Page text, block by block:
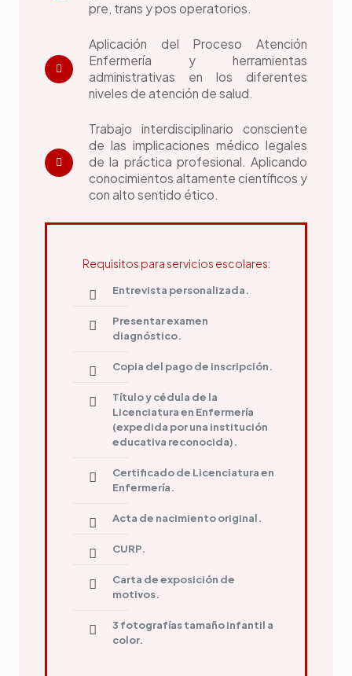
pre, trans y pos operatorios.
Aplicación del Proceso Atención
Enfermería y herramientas
administrativas en los diferentes
niveles de atención de salud.
Trabajo interdisciplinario consciente
de las implicaciones médico legales
de la práctica profesional. Aplicando
conocimientos altamente científicos y
con alto sentido ético.
Requisitos para servicios escolares:
Entrevista personalizada.
Presentar examen
diagnóstico.
Copia del pago de inscripción.
Título y cédula de la
Licenciatura en Enfermería
(expedida por una institución
educativa reconocida).
Certificado de Licenciatura en
Enfermería.
Acta de nacimiento original.
CURP.
Carta de exposición de
motivos.
3 fotografías tamaño infantil a
color.